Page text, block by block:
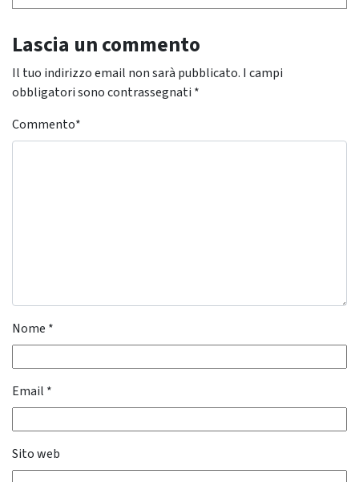
Lascia un commento
Il tuo indirizzo email non sarà pubblicato. I campi
obbligatori sono contrassegnati *
Commento*
Nome *
Email *
Sito web